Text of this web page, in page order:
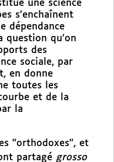
une science
s’enchaînent
dépendance
question qu’on
des
sociale, par
en donne
toutes les
et de la
la
"orthodoxes", et
partagé grosso